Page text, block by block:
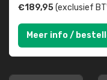
€189,95(exclusief
Meer info /